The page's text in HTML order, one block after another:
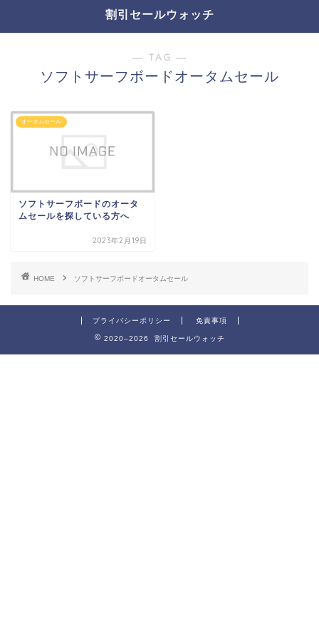
割引セールウォッチ
― TAG ―
ソフトサーフボードオータムセール
オータムセール
ソフトサーフボードのオータ
ムセールを探している方へ
2023年2月19日
HOME ソフトサーフボードオータムセール
プライバシーポリシー 免責事項
2020–2026 割引セールウォッチ